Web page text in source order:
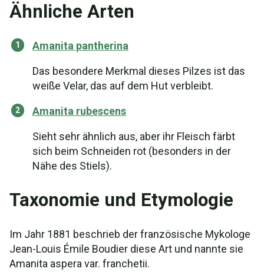
Ähnliche Arten
Amanita pantherina
Das besondere Merkmal dieses Pilzes ist das
weiße Velar, das auf dem Hut verbleibt.
Amanita rubescens
Sieht sehr ähnlich aus, aber ihr Fleisch färbt
sich beim Schneiden rot (besonders in der
Nähe des Stiels).
Taxonomie und Etymologie
Im Jahr 1881 beschrieb der französische Mykologe
Jean-Louis Émile Boudier diese Art und nannte sie
Amanita aspera var. franchetii.